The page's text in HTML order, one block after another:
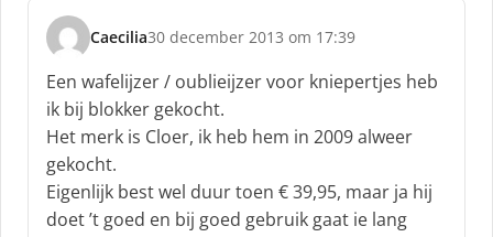
Caecilia
s
c
h
r
e
e
f
30 december 2013 om 17:39
Een wafelijzer / oublieijzer voor kniepertjes heb
ik bij blokker gekocht.
Het merk is Cloer, ik heb hem in 2009 alweer
gekocht.
Eigenlijk best wel duur toen € 39,95, maar ja hij
doet ’t goed en bij goed gebruik gaat ie lang